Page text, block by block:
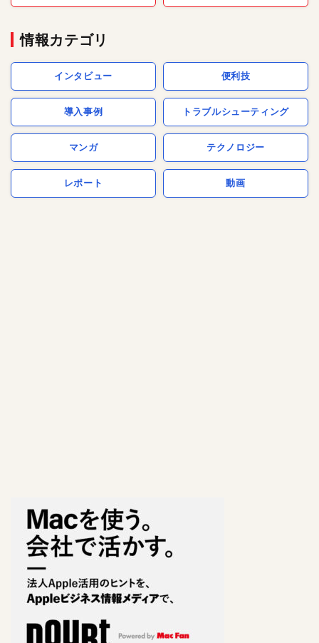
情報カテゴリ
インタビュー 便利技
導入事例 トラブルシューティング
マンガ テクノロジー
レポート 動画